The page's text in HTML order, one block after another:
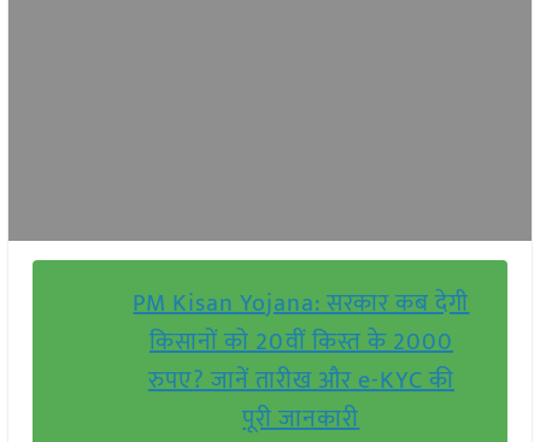
PM Kisan Yojana: सरकार कब देगी
किसानों को 20वीं किस्त के 2000
रुपए? जानें तारीख और e-KYC की
पूरी जानकारी